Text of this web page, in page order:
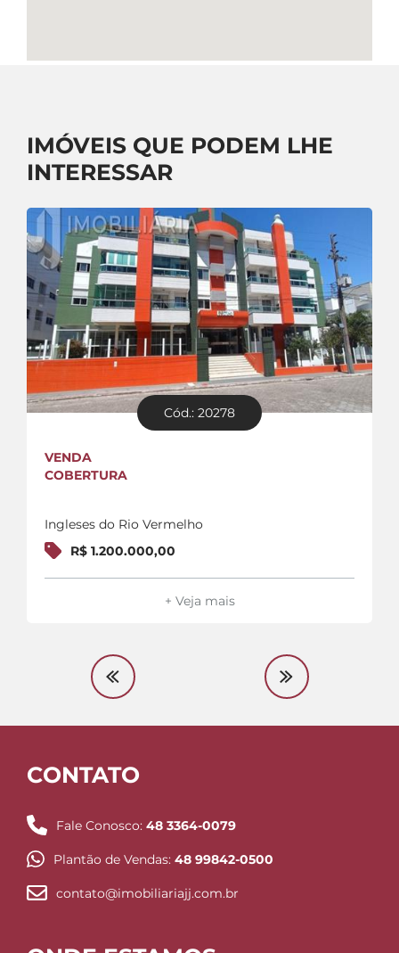
IMÓVEIS QUE PODEM LHE
INTERESSAR
Cód.: 20278
VENDA
COBERTURA
Ingleses do Rio Vermelho
R$ 1.200.000,00
+ Veja mais
CONTATO
Fale Conosco: 48 3364-0079
Plantão de Vendas: 48 99842-0500
contato@imobiliariajj.com.br